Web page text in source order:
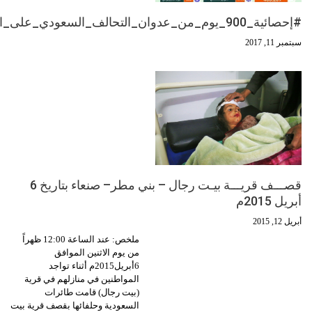
#إحصائية_900_يوم_من_عدوان_التحالف_السعودي_على_اليمن
سبتمبر 11, 2017
قصـــف قريـــة بيـت رجال – بني مطر– صنعاء بتاريخ 6
أبريل 2015م
أبريل 12, 2015
ملخص: عند الساعة 12:00 ظهراً
من يوم الاثنين الموافق
6أبريل2015م أثناء تواجد
المواطنين في منازلهم في قرية
(بيت رجال) قامت طائرات
السعودية وحلفائها بقصف قرية بيت